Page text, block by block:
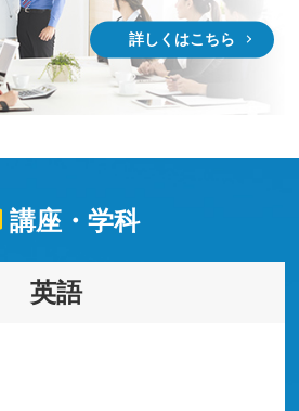
詳しくはこちら
講座・学科
英語